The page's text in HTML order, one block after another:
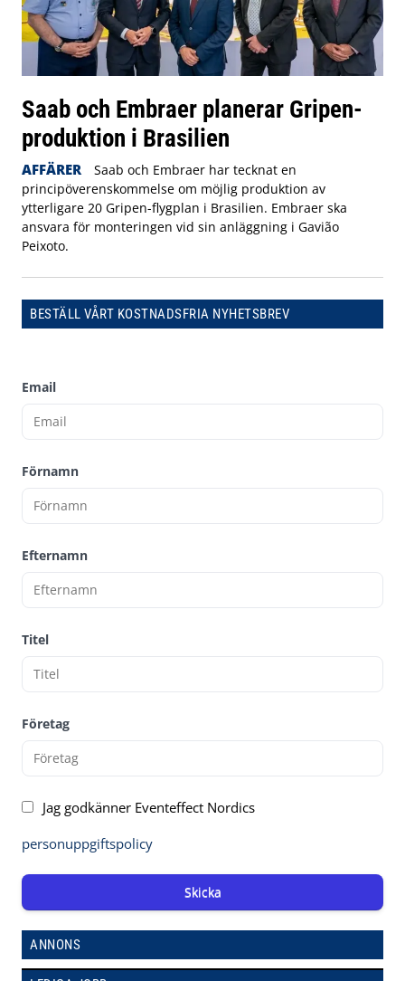
Saab och Embraer planerar Gripen-
produktion i Brasilien
AFFÄRER
Saab och Embraer har tecknat en
principöverenskommelse om möjlig produktion av
ytterligare 20 Gripen-flygplan i Brasilien. Embraer ska
ansvara för monteringen vid sin anläggning i Gavião
Peixoto.
BESTÄLL VÅRT KOSTNADSFRIA NYHETSBREV
Email
Förnamn
Efternamn
Titel
Företag
Jag godkänner Eventeffect Nordics
personuppgiftspolicy
Skicka
ANNONS